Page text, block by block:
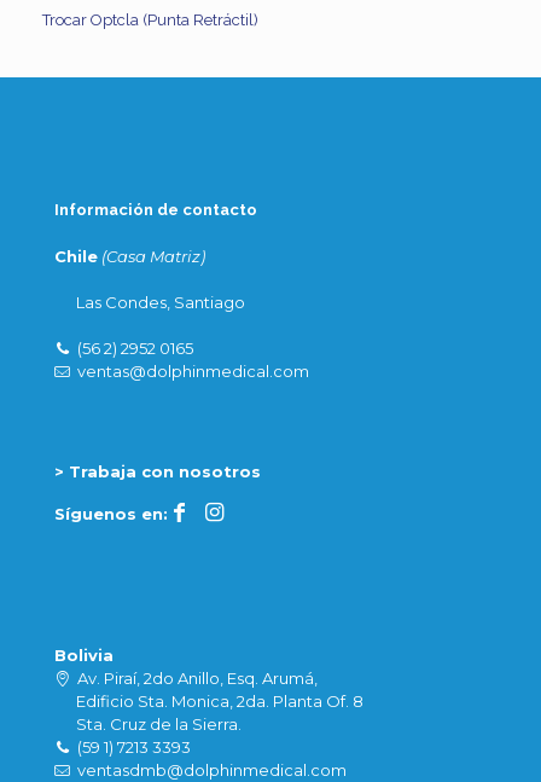
Trocar Optcla (Punta Retráctil)
Información de contacto
Chile (Casa Matriz)
Las Condes, Santiago
(56 2) 2952 0165
ventas@dolphinmedical.com
> Trabaja con nosotros
Síguenos en:
Bolivia
Av. Piraí, 2do Anillo, Esq. Arumá,
Edificio Sta. Monica, 2da. Planta Of. 8
Sta. Cruz de la Sierra.
(59 1) 7213 3393
ventasdmb@dolphinmedical.com